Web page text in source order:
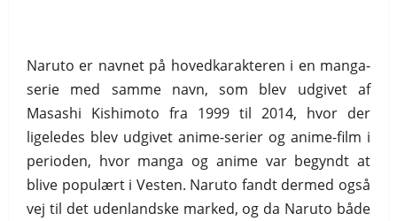
Naruto er navnet på hovedkarakteren i en manga-
serie med samme navn, som blev udgivet af
Masashi Kishimoto fra 1999 til 2014, hvor der
ligeledes blev udgivet anime-serier og anime-film i
perioden, hvor manga og anime var begyndt at
blive populært i Vesten. Naruto fandt dermed også
vej til det udenlandske marked, og da Naruto både